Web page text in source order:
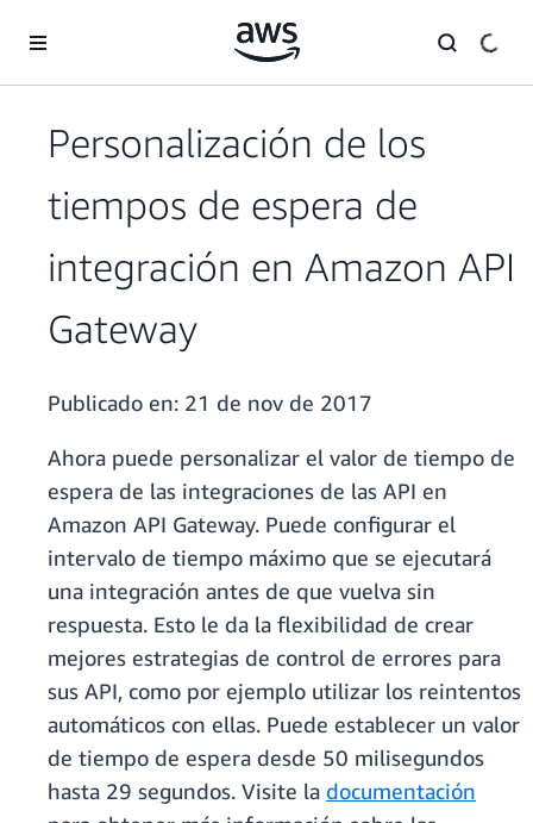
Personalización de los
tiempos de espera de
integración en Amazon API
Gateway
Publicado en: 21 de nov de 2017
Ahora puede personalizar el valor de tiempo de
espera de las integraciones de las API en
Amazon API Gateway. Puede configurar el
intervalo de tiempo máximo que se ejecutará
una integración antes de que vuelva sin
respuesta. Esto le da la flexibilidad de crear
mejores estrategias de control de errores para
sus API, como por ejemplo utilizar los reintentos
automáticos con ellas. Puede establecer un valor
de tiempo de espera desde 50 milisegundos
hasta 29 segundos. Visite la documentación